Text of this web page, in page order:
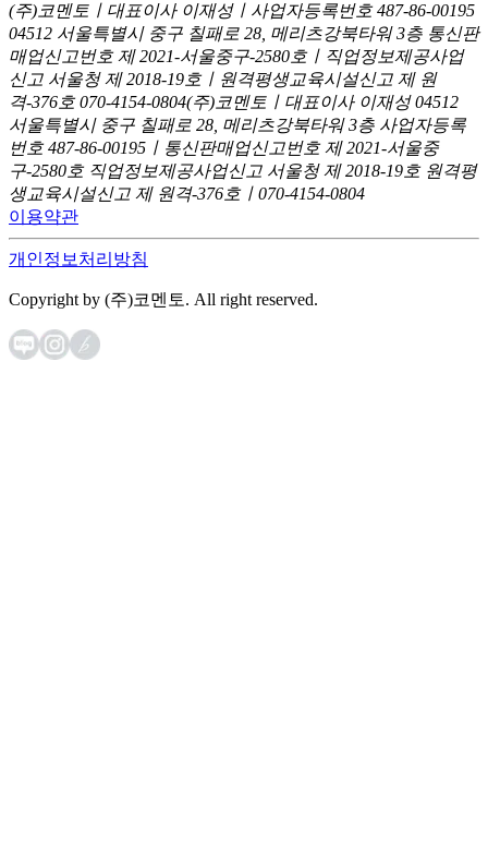
(주)코멘토ㅣ대표이사 이재성ㅣ사업자등록번호 487-86-00195
04512 서울특별시 중구 칠패로 28, 메리츠강북타워 3층 통신판
매업신고번호 제 2021-서울중구-2580호ㅣ직업정보제공사업
신고 서울청 제 2018-19호ㅣ원격평생교육시설신고 제 원
격-376호 070-4154-0804(주)코멘토ㅣ대표이사 이재성 04512
서울특별시 중구 칠패로 28, 메리츠강북타워 3층 사업자등록
번호 487-86-00195ㅣ통신판매업신고번호 제 2021-서울중
구-2580호 직업정보제공사업신고 서울청 제 2018-19호 원격평
생교육시설신고 제 원격-376호ㅣ070-4154-0804
이용약관
개인정보처리방침
Copyright by (주)코멘토. All right reserved.